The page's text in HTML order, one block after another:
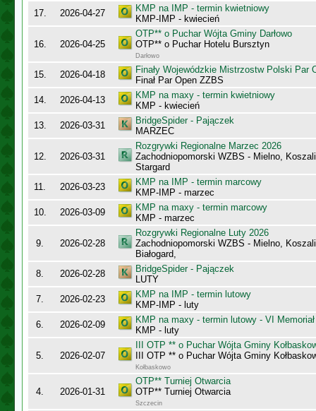
17.
2026-04-27
KMP na IMP - termin kwietniowy
KMP-IMP - kwiecień
16. 2026-04-25
OTP** o Puchar Wójta Gminy Darłowo
OTP** o Puchar Hotelu Bursztyn
Darłowo
15. 2026-04-18
Finały Wojewódzkie Mistrzostw Polski Par
Finał Par Open ZZBS
14.
2026-04-13
KMP na maxy - termin kwietniowy
KMP - kwiecień
13.
2026-03-31
BridgeSpider - Pajączek
MARZEC
12. 2026-03-31
Rozgrywki Regionalne Marzec 2026
Zachodniopomorski WZBS - Mielno,
Stargard
11.
2026-03-23
KMP na IMP - termin marcowy
KMP-IMP - marzec
10.
2026-03-09
KMP na maxy - termin marcowy
KMP - marzec
9. 2026-02-28
Rozgrywki Regionalne Luty 2026
Zachodniopomorski WZBS - Mielno,
Białogard,
8.
2026-02-28
BridgeSpider - Pajączek
LUTY
7.
2026-02-23
KMP na IMP - termin lutowy
KMP-IMP - luty
6.
2026-02-09
KMP na maxy - termin lutowy - VI
KMP - luty
5. 2026-02-07
III OTP ** o Puchar Wójta Gminy
III OTP ** o Puchar Wójta Gminy
Kołbaskowo
4. 2026-01-31
OTP** Turniej Otwarcia
OTP** Turniej Otwarcia
Szczecin